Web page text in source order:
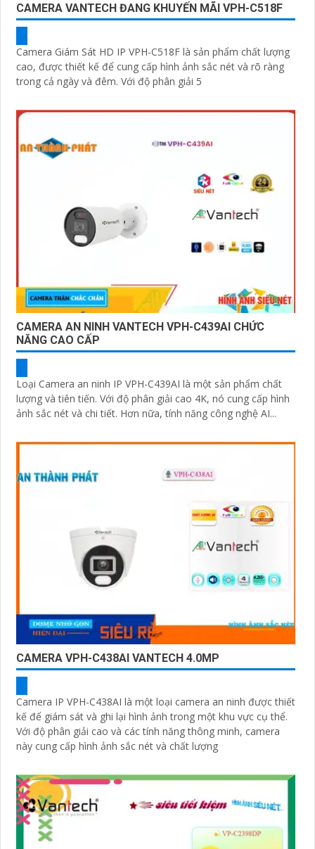
CAMERA VANTECH ĐANG KHUYẾN MÃI VPH-C518F
Camera Giám Sát HD IP VPH-C518F là sản phẩm chất lượng
cao, được thiết kế để cung cấp hình ảnh sắc nét và rõ ràng
trong cả ngày và đêm. Với độ phân giải 5
CAMERA AN NINH VANTECH VPH-C439AI CHỨC
NĂNG CAO CẤP
Loại Camera an ninh IP VPH-C439AI là một sản phẩm chất
lượng và tiên tiến. Với độ phân giải cao 4K, nó cung cấp hình
ảnh sắc nét và chi tiết. Hơn nữa, tính năng công nghệ AI...
CAMERA VPH-C438AI VANTECH 4.0MP
Camera IP VPH-C438AI là một loại camera an ninh được thiết
kế để giám sát và ghi lại hình ảnh trong một khu vực cụ thể.
Với độ phân giải cao và các tính năng thông minh, camera
này cung cấp hình ảnh sắc nét và chất lượng